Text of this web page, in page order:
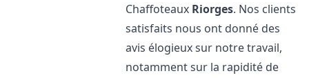
Chaffoteaux Riorges. Nos clients
satisfaits nous ont donné des
avis élogieux sur notre travail,
notamment sur la rapidité de